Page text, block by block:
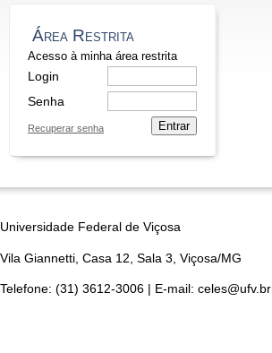
Área Restrita
Acesso à minha área restrita
Login
Senha
Recuperar senha Entrar
Universidade Federal de Viçosa
Vila Giannetti, Casa 12, Sala 3, Viçosa/MG
Telefone: (31) 3612-3006 | E-mail: celes@ufv.br